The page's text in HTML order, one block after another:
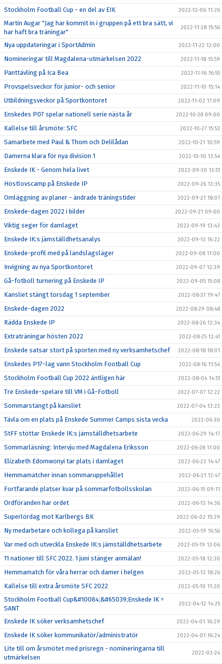
Stockholm Football Cup - en del av EIK 2022-12-06 11:26
Martin Augar "Jag har kommit in i gruppen på ett bra sätt, vi
har haft bra träningar"
2022-11-28 15:56
Nya uppdateringar i SportAdmin 2022-11-22 12:00
Nomineringar till Magdalena-utmärkelsen 2022 2022-11-18 15:59
Panttävling på Ica Bea 2022-11-16 16:55
Provspelsveckor för junior- och senior 2022-11-10 15:14
Utbildningsveckor på Sportkontoret 2022-11-02 17:09
Enskedes P07 spelar nationell serie nästa år 2022-10-28 09:00
Kallelse till årsmöte: SFC 2022-10-27 15:53
Samarbete med Paul & Thom och Delilådan 2022-10-21 10:59
Damerna klara för nya division 1 2022-10-10 13:54
Enskede IK - Genom hela livet 2022-09-30 13:51
Höstlovscamp på Enskede IP 2022-09-26 13:35
Omläggning av planer - ändrade träningstider 2022-09-21 18:07
Enskede-dagen 2022 i bilder 2022-09-21 09:00
Viktig seger för damlaget 2022-09-19 13:43
Enskede IK:s jämställdhetsanalys 2022-09-13 16:22
Enskede-profil med på landslagsläger 2022-09-08 11:00
Invigning av nya Sportkontoret 2022-09-07 12:39
Gå-fotboll turnering på Enskede IP 2022-09-05 15:08
Kansliet stängt torsdag 1 september 2022-08-31 19:47
Enskede-dagen 2022 2022-08-29 08:48
Rädda Enskede IP 2022-08-26 12:34
Extraträningar hösten 2022 2022-08-25 12:41
Enskede satsar stort på sporten med ny verksamhetschef 2022-08-18 18:01
Enskedes P17-lag vann Stockholm Football Cup 2022-08-16 11:54
Stockholm Football Cup 2022 äntligen här 2022-08-04 14:51
Tre Enskede-spelare till VM i Gå-Fotboll 2022-07-07 12:22
Sommarstängt på kansliet 2022-07-04 13:22
Tävla om en plats på Enskede Summer Camps sista vecka 2022-06-30
StFF stöttar Enskede IK:s jämställdhetsarbete 2022-06-29 14:17
Sommarläsning: Intervju med Magdalena Eriksson 2022-06-28 11:00
Elizabeth Edomwonyi tar plats i damlaget 2022-06-23 14:47
Hemmamatcher innan sommaruppehållet 2022-06-21 12:47
Fortfarande platser kvar på sommarfotbollsskolan 2022-06-15 09:11
Ordföranden har ordet 2022-06-13 14:36
Superlördag mot Karlbergs BK 2022-06-02 15:29
Ny medarbetare och kollega på kansliet 2022-05-19 16:56
Var med och utveckla Enskede IK:s jämställdhetsarbete 2022-05-19 13:06
11 nationer till SFC 2022. 1 juni stänger anmälan! 2022-05-18 12:30
Hemmamatch för våra herrar och damer i helgen 2022-05-13 18:26
Kallelse till extra årsmöte SFC 2022 2022-05-10 11:20
Stockholm Football Cup&#10084;&#65039;Enskede IK =
SANT
2022-04-12 14:25
Enskede IK söker verksamhetschef 2022-04-01 16:29
Enskede IK söker kommunikatör/administratör 2022-04-01 16:24
Lite till om årsmötet med prisregn - nomineringarna till
utmärkelsen
2022-03-24